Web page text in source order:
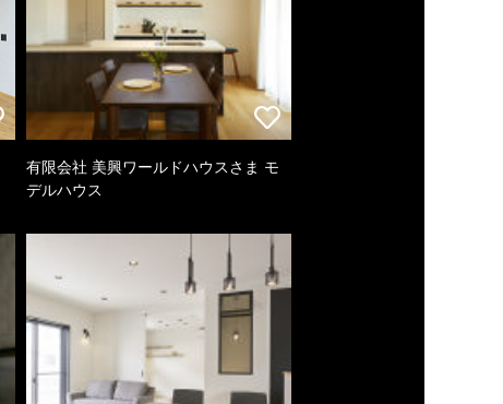
有限会社 美興ワールドハウスさま モ
デルハウス